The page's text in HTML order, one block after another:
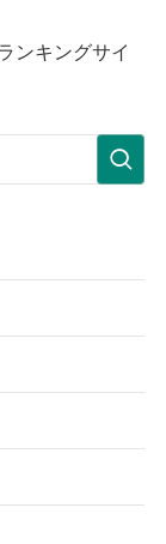
ンキングサイ